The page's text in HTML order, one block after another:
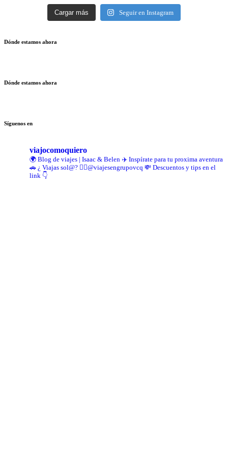
Cargar más Seguir en Instagram
Dónde estamos ahora
Dónde estamos ahora
Síguenos en
viajocomoquiero
🌍 Blog de viajes | Isaac & Belen ✈️ Inspírate para tu proxima aventura
🚗 ¿ Viajas sol@? 👉🏻@viajesengrupovcq 💸 Descuentos y tips en el
link 👇